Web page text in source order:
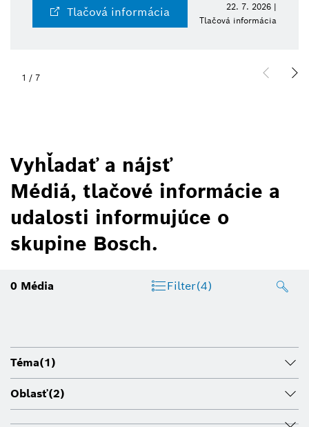
Tlačová informácia
22. 7. 2026 |
Tlačová informácia
1 / 7
Vyhľadať a nájsť
Médiá, tlačové informácie a
udalosti informujúce o
skupine Bosch.
0 Média Filter(4)
Téma(1)
Oblasť(2)